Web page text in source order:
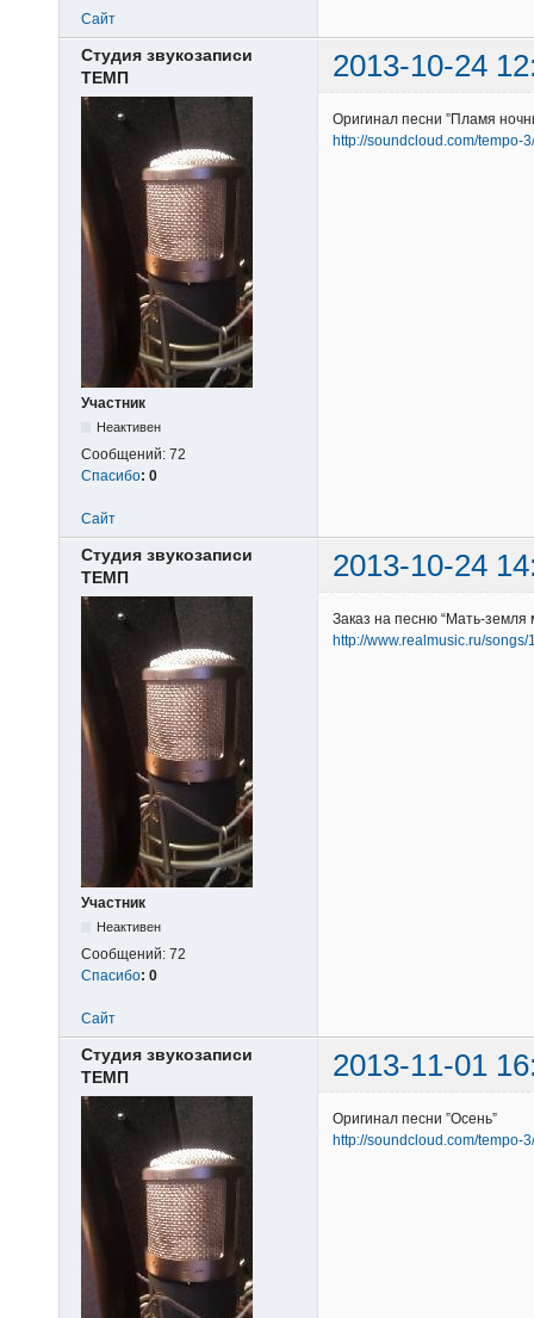
Сайт
Студия звукозаписи
ТЕМП
2013-10-24
Участник
Неактивен
Сообщений: 72
Спасибо: 0
Оригинал песни ”Пламя
http://soundcloud.com/tempo-
Сайт
Студия звукозаписи
ТЕМП
2013-10-24
Участник
Неактивен
Сообщений: 72
Спасибо: 0
Заказ на песню “Мать-земля
http://www.realmusic.ru/songs/
Сайт
Студия звукозаписи
ТЕМП
2013-11-01
Оригинал песни ”Осень”
http://soundcloud.com/tempo-